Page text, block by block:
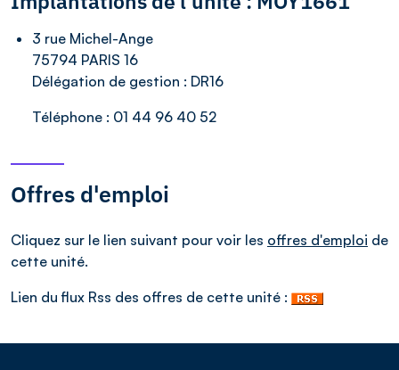
3 rue Michel-Ange
75794 PARIS 16
Délégation de gestion : DR16
Téléphone : 01 44 96 40 52
Offres d'emploi
Cliquez sur le lien suivant pour voir les offres d'emploi de
cette unité.
Lien du flux Rss des offres de cette unité :